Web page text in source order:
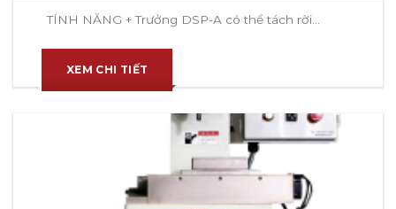
TÍNH NĂNG + Trưởng DSP-A có thể tách rời...
XEM CHI TIẾT